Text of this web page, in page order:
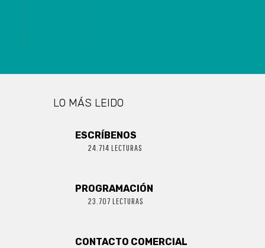
LO MÁS LEIDO
ESCRÍBENOS
24.714 LECTURAS
PROGRAMACIÓN
23.707 LECTURAS
CONTACTO COMERCIAL